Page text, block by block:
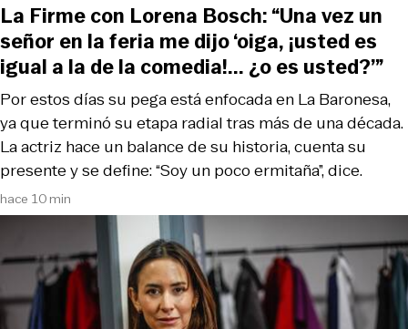
hace 10 min
Por estos días su pega está enfocada en La Baronesa,
ya que terminó su etapa radial tras más de una década.
La actriz hace un balance de su historia, cuenta su
presente y se define: “Soy un poco ermitaña”, dice.
La Firme con Lorena Bosch: “Una vez un
señor en la feria me dijo ‘oiga, ¡usted es
igual a la de la comedia!... ¿o es usted?’”